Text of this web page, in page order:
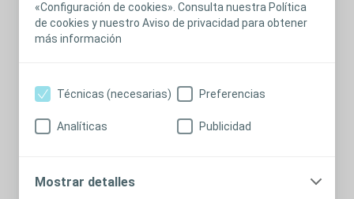
«Configuración de cookies». Consulta nuestra Política
de cookies y nuestro Aviso de privacidad para obtener
más información
Técnicas (necesarias) Preferencias
Analíticas Publicidad
Mostrar detalles
paciente. Son muchos los factores que pueden influir en el
riesgo de sufrir complicaciones en la piel periestomal, y el
Modelo de Factores de Riesgo los divide en tres categorías